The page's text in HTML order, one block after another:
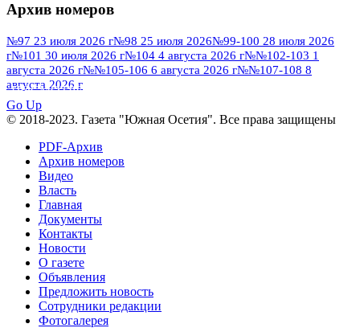
№95 7 августа 2012 г
№95 28 июля 2016 г №95+96 3 августа
2013 г№96 6 июля 2017 г№96 9 августа
2012 г №96 28 июля 2015 г
№96+97 30 июля 2016 г
№97 11 августа 2012 г
№97 30 июля 2015 г
№98 2 августа 2016 г
августа 2013 г
№98+99 11 июля 2017 г
августа 2016 г
августа 2012 г
Архив номеров
№97 23 июля 2026 г№98 25 июля 2026№99-100 28 июля 2026
г№101 30 июля 2026 г№104 4 августа 2026 г№№102-103 1
августа 2026 г№№105-106 6 августа 2026 г№№107-108 8
августа 2026 г
ПОСМОТРЕТЬ ВСЕ
Go Up
© 2018-2023. Газета "Южная Осетия". Все права защищены
PDF-Архив
Архив номеров
Видео
Власть
Главная
Документы
Контакты
Новости
О газете
Объявления
Предложить новость
Сотрудники редакции
Фотогалерея